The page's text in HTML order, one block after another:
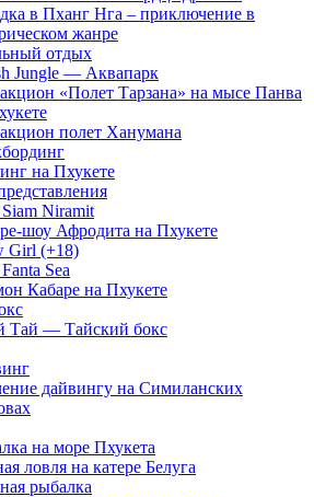
в Пханг Нга – приключение в
жанре
отдых
Jungle — Аквапарк
«Полет Тарзана» на мысе Панва
полет Ханумана
на Пхукете
Niramit
шоу Афродита на Пхукете
Girl (+18)
Sea
Кабаре на Пхукете
Тай — Тайский бокс
дайвингу на Симиланских
на море Пхукета
ловля на катере Белуга
рыбалка